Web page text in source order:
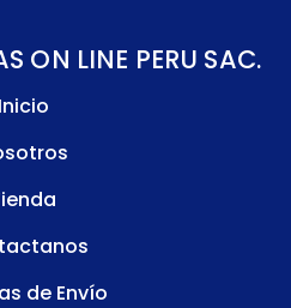
ON LINE PERU SAC.
Inicio
de Envío